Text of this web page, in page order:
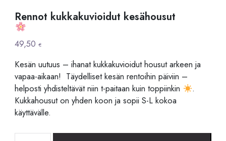
Rennot kukkakuvioidut kesähousut
49,50€
Kesän uutuus – ihanat kukkakuvioidut housut arkeen ja
vapaa-aikaan! Täydelliset kesän rentoihin päiviin –
helposti yhdisteltävät niin t-paitaan kuin toppiinkin
.
Kukkahousut on yhden koon ja sopii S-L kokoa
käyttävälle.